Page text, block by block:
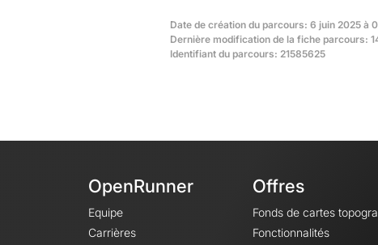
Date de création du parcours: 6 juin 2025 à
Dernière modification de la fiche parcours:
Identifiant du parcours: 21585625
OpenRunner
Equipe
Carrières
Offres
Fonds de cartes
Fonctionnalités